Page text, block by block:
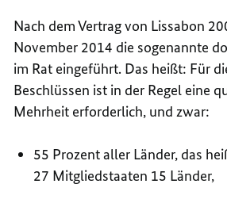
Nach dem Vertrag von Lissabon
November 2014 die sogenannte
im Rat eingeführt. Das heißt: Für
Beschlüssen ist in der Regel eine
Mehrheit erforderlich, und zwar:
55 Prozent aller Länder, das
27 Mitgliedstaaten 15 Länder,